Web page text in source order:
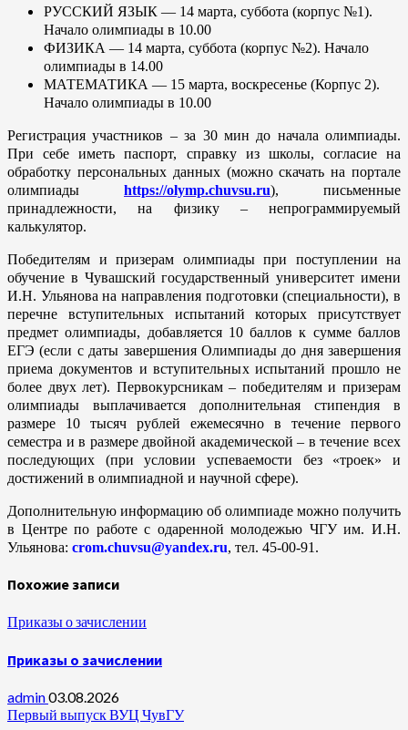
РУССКИЙ ЯЗЫК — 14 марта, суббота (корпус №1).
Начало олимпиады в 10.00
ФИЗИКА — 14 марта, суббота (корпус №2). Начало
олимпиады в 14.00
МАТЕМАТИКА — 15 марта, воскресенье (Корпус 2).
Начало олимпиады в 10.00
Регистрация участников – за 30 мин до начала олимпиады.
При себе иметь паспорт, справку из школы, согласие на
обработку персональных данных (можно скачать на портале
олимпиады https://olymp.chuvsu.ru), письменные
принадлежности, на физику – непрограммируемый
калькулятор.
Победителям и призерам олимпиады при поступлении на
обучение в Чувашский государственный университет имени
И.Н. Ульянова на направления подготовки (специальности), в
перечне вступительных испытаний которых присутствует
предмет олимпиады, добавляется 10 баллов к сумме баллов
ЕГЭ (если с даты завершения Олимпиады до дня завершения
приема документов и вступительных испытаний прошло не
более двух лет). Первокурсникам – победителям и призерам
олимпиады выплачивается дополнительная стипендия в
размере 10 тысяч рублей ежемесячно в течение первого
семестра и в размере двойной академической – в течение всех
последующих (при условии успеваемости без «троек» и
достижений в олимпиадной и научной сфере).
Дополнительную информацию об олимпиаде можно получить
в Центре по работе с одаренной молодежью ЧГУ им. И.Н.
Ульянова: crom.chuvsu@yandex.ru, тел. 45-00-91.
Похожие записи
Приказы о зачислении
Приказы о зачислении
admin03.08.2026
Первый выпуск ВУЦ ЧувГУ